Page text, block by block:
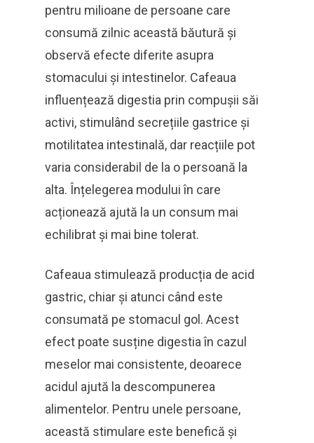
pentru milioane de persoane care
consumă zilnic această băutură și
observă efecte diferite asupra
stomacului și intestinelor. Cafeaua
influențează digestia prin compușii săi
activi, stimulând secrețiile gastrice și
motilitatea intestinală, dar reacțiile pot
varia considerabil de la o persoană la
alta. Înțelegerea modului în care
acționează ajută la un consum mai
echilibrat și mai bine tolerat.
Cafeaua stimulează producția de acid
gastric, chiar și atunci când este
consumată pe stomacul gol. Acest
efect poate susține digestia în cazul
meselor mai consistente, deoarece
acidul ajută la descompunerea
alimentelor. Pentru unele persoane,
această stimulare este benefică și